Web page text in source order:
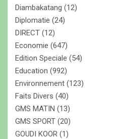
Diambakatang (12)
Diplomatie (24)
DIRECT (12)
Economie (647)
Edition Speciale (54)
Education (992)
Environnement (123)
Faits Divers (40)
GMS MATIN (13)
GMS SPORT (20)
GOUDI KOOR (1)